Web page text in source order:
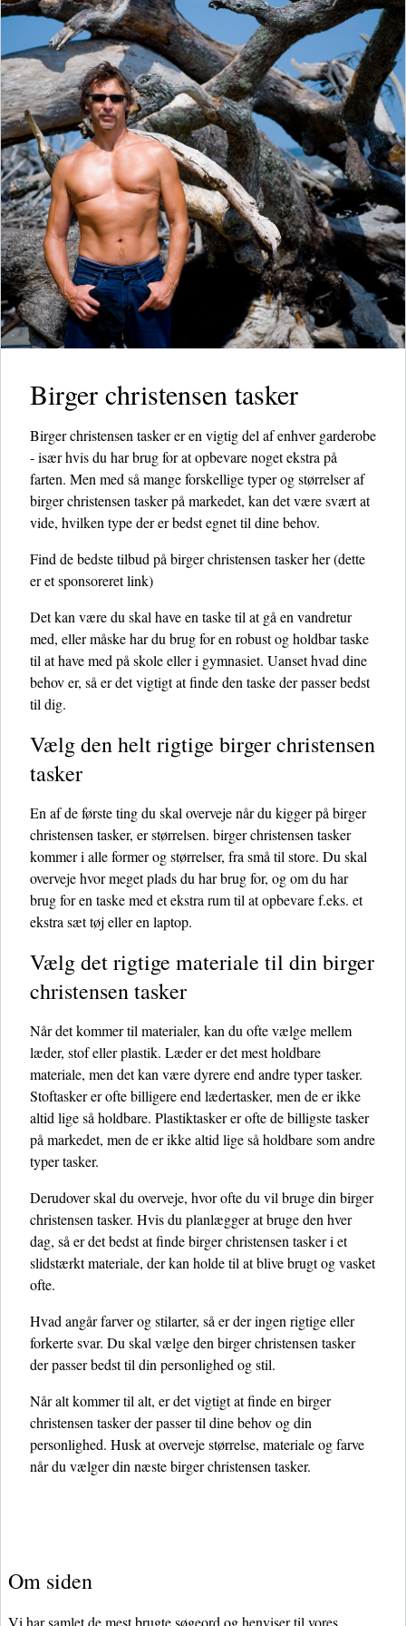
Birger christensen tasker
Birger christensen tasker er en vigtig del af enhver garderobe
- især hvis du har brug for at opbevare noget ekstra på
farten. Men med så mange forskellige typer og størrelser af
birger christensen tasker på markedet, kan det være svært at
vide, hvilken type der er bedst egnet til dine behov.
Find de bedste tilbud på birger christensen tasker her(dette
er et sponsoreret link)
Det kan være du skal have en taske til at gå en vandretur
med, eller måske har du brug for en robust og holdbar taske
til at have med på skole eller i gymnasiet. Uanset hvad dine
behov er, så er det vigtigt at finde den taske der passer bedst
til dig.
Vælg den helt rigtige birger christensen
tasker
En af de første ting du skal overveje når du kigger på birger
christensen tasker, er størrelsen. birger christensen tasker
kommer i alle former og størrelser, fra små til store. Du skal
overveje hvor meget plads du har brug for, og om du har
brug for en taske med et ekstra rum til at opbevare f.eks. et
ekstra sæt tøj eller en laptop.
Vælg det rigtige materiale til din birger
christensen tasker
Når det kommer til materialer, kan du ofte vælge mellem
læder, stof eller plastik. Læder er det mest holdbare
materiale, men det kan være dyrere end andre typer tasker.
Stoftasker er ofte billigere end lædertasker, men de er ikke
altid lige så holdbare. Plastiktasker er ofte de billigste tasker
på markedet, men de er ikke altid lige så holdbare som andre
typer tasker.
Derudover skal du overveje, hvor ofte du vil bruge din birger
christensen tasker. Hvis du planlægger at bruge den hver
dag, så er det bedst at finde birger christensen tasker i et
slidstærkt materiale, der kan holde til at blive brugt og vasket
ofte.
Hvad angår farver og stilarter, så er der ingen rigtige eller
forkerte svar. Du skal vælge den birger christensen tasker
der passer bedst til din personlighed og stil.
Når alt kommer til alt, er det vigtigt at finde en birger
christensen tasker der passer til dine behov og din
personlighed. Husk at overveje størrelse, materiale og farve
når du vælger din næste birger christensen tasker.
Om siden
Vi har samlet de mest brugte søgeord og henviser til vores